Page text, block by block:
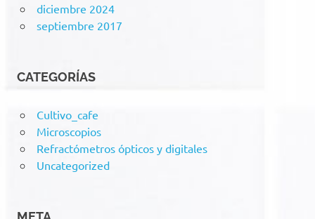
diciembre 2024
septiembre 2017
CATEGORÍAS
Cultivo_cafe
Microscopios
Refractómetros ópticos y digitales
Uncategorized